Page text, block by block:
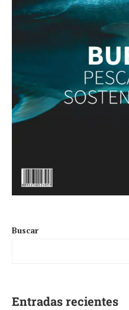
Buscar
Entradas recientes